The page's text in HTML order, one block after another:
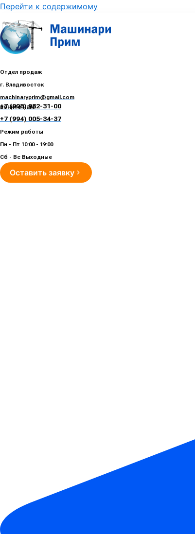
Перейти к содержимому
Отдел продаж
г. Владивосток
machinaryprim@gmail.com
нам!
+7 (908) 982-31-00
+7 (994) 005-34-37
Режим работы
Пн - Пт 10:00 - 19:00
Сб - Вс Выходные
Оставить заявку